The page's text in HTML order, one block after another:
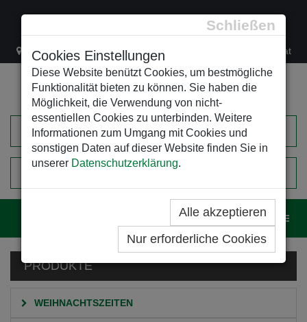
Schließen
Cookies Einstellungen
Diese Website benützt Cookies, um bestmögliche
Funktionalität bieten zu können. Sie haben die
Möglichkeit, die Verwendung von nicht-
essentiellen Cookies zu unterbinden. Weitere
Informationen zum Umgang mit Cookies und
sonstigen Daten auf dieser Website finden Sie in
unserer Datenschutzerklärung.
Alle akzeptieren
Nur erforderliche Cookies
Lacknergasse 78 +43/1/470 37 00 office@leso.at
EINKAUFSWAGEN
PRODUKTE
WEIHNACHTSZEITEN